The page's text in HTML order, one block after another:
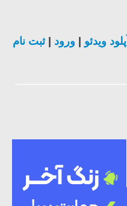
آپلود ویدئو ورود |ثبت نام